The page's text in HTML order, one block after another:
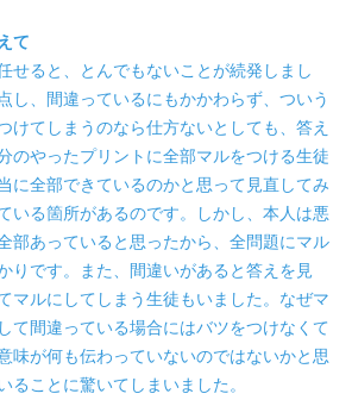
て
せると、とんでもないことが続発しまし
し、間違っているにもかかわらず、ついう
けてしまうのなら仕方ないとしても、答え
のやったプリントに全部マルをつける生徒
に全部できているのかと思って見直してみ
いる箇所があるのです。しかし、本人は悪
部あっていると思ったから、全問題にマル
りです。また、間違いがあると答えを見
マルにしてしまう生徒もいました。なぜマ
て間違っている場合にはバツをつけなくて
味が何も伝わっていないのではないかと思
ことに驚いてしまいました。